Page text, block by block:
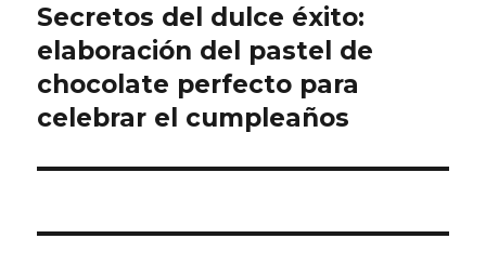
Next
post:
Secretos del dulce éxito:
elaboración del pastel de
chocolate perfecto para
celebrar el cumpleaños